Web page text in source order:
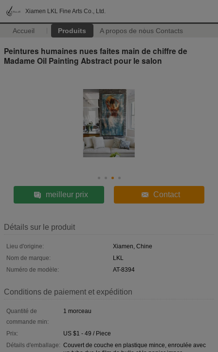
Xiamen LKL Fine Arts Co., Ltd.
Accueil Produits A propos de nous Contacts
Peintures humaines nues faites main de chiffre de
Madame Oil Painting Abstract pour le salon
meilleur prix Contact
Détails sur le produit
Lieu d'origine:
Xiamen, Chine
Nom de marque:
LKL
Numéro de modèle:
AT-8394
Conditions de paiement et expédition
Quantité de
commande min:
1 morceau
Prix:
US $1 - 49 / Piece
Détails d'emballage: Couvert de couche en plastique mince, enroulée avec